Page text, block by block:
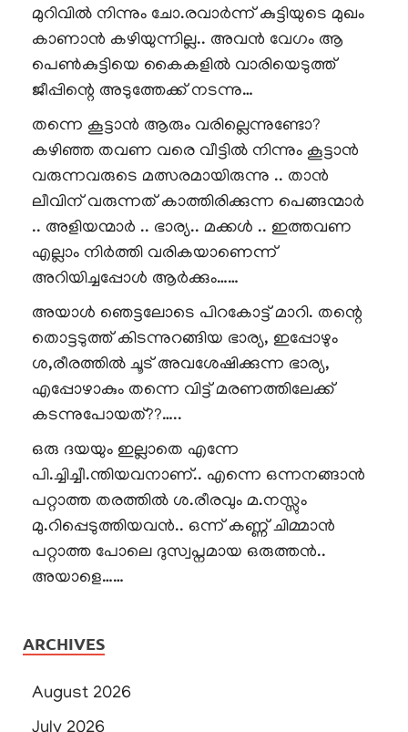
മുറിവിൽ നിന്നും ചോ.രവാർന്ന് കുട്ടിയുടെ മുഖം
കാണാൻ കഴിയുന്നില്ല.. അവൻ വേഗം ആ
പെൺകുട്ടിയെ കൈകളിൽ വാരിയെടുത്ത്
ജീപ്പിന്റെ അടുത്തേക്ക് നടന്നു…
തന്നെ കൂട്ടാൻ ആരും വരില്ലെന്നുണ്ടോ?
കഴിഞ്ഞ തവണ വരെ വീട്ടിൽ നിന്നും കൂട്ടാൻ
വരുന്നവരുടെ മത്സരമായിരുന്നു .. താൻ
ലീവിന് വരുന്നത് കാത്തിരിക്കുന്ന പെങ്ങന്മാർ
.. അളിയന്മാർ .. ഭാര്യ.. മക്കൾ .. ഇത്തവണ
എല്ലാം നിർത്തി വരികയാണെന്ന്
അറിയിച്ചപ്പോൾ ആർക്കും……
അയാൾ ഞെട്ടലോടെ പിറകോട്ട് മാറി. തന്റെ
തൊട്ടടുത്ത് കിടന്നുറങ്ങിയ ഭാര്യ, ഇപ്പോഴും
ശ,രീരത്തിൽ ചൂട് അവശേഷിക്കുന്ന ഭാര്യ,
എപ്പോഴാകും തന്നെ വിട്ട് മരണത്തിലേക്ക്
കടന്നുപോയത്??…..
ഒരു ദയയും ഇല്ലാതെ എന്നേ
പി.ച്ചിച്ചീ.ന്തിയവനാണ്.. എന്നെ ഒന്നനങ്ങാൻ
പറ്റാത്ത തരത്തിൽ ശ.രീരവും മ.നസ്സും
മു.റിപ്പെടുത്തിയവൻ.. ഒന്ന് കണ്ണ് ചിമ്മാൻ
പറ്റാത്ത പോലെ ദുസ്വപ്നമായ ഒരുത്തൻ..
അയാളെ……
ARCHIVES
August 2026